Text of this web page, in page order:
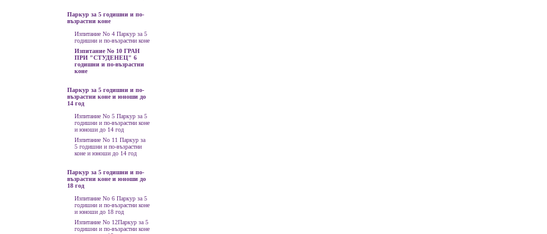
Паркур за 5 годишни и по-
възрастни коне
Изпитание No 4 Паркур за 5
годишни и по-възрастни коне
Изпитание No 10 ГРАН
ПРИ "СТУДЕНЕЦ" 6
годишни и по-възрастни
коне
Паркур за 5 годишни и по-
възрастни коне и юноши до
14 год
Изпитание No 5 Паркур за 5
годишни и по-възрастни коне
и юноши до 14 год
Изпитание No 11 Паркур за
5 годишни и по-възрастни
коне и юноши до 14 год
Паркур за 5 годишни и по-
възрастни коне и юноши до
18 год
Изпитание No 6 Паркур за 5
годишни и по-възрастни коне
и юноши до 18 год
Изпитание No 12Паркур за 5
годишни и по-възрастни коне